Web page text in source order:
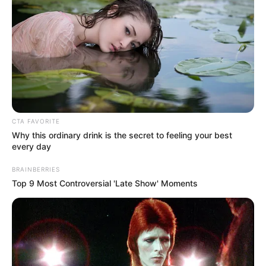
Ainda existem outras opções:
Madeira
Plástico
PVC
Pallets
Tijolos
Tecidos
Caixa de leite
Garrafa PET
CTA FAVORITE
Why this ordinary drink is the secret to feeling your best
every day
BRAINBERRIES
Top 9 Most Controversial 'Late Show' Moments